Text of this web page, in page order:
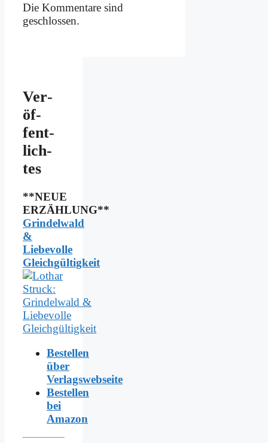
Die Kommentare sind
geschlossen.
Ver­
öf­
fent­
lich­
tes
**NEUE
ERZÄHLUNG**
Grindelwald
&
Liebevolle
Gleichgültigkeit
Bestellen
über
Verlagswebseite
Bestellen
bei
Amazon